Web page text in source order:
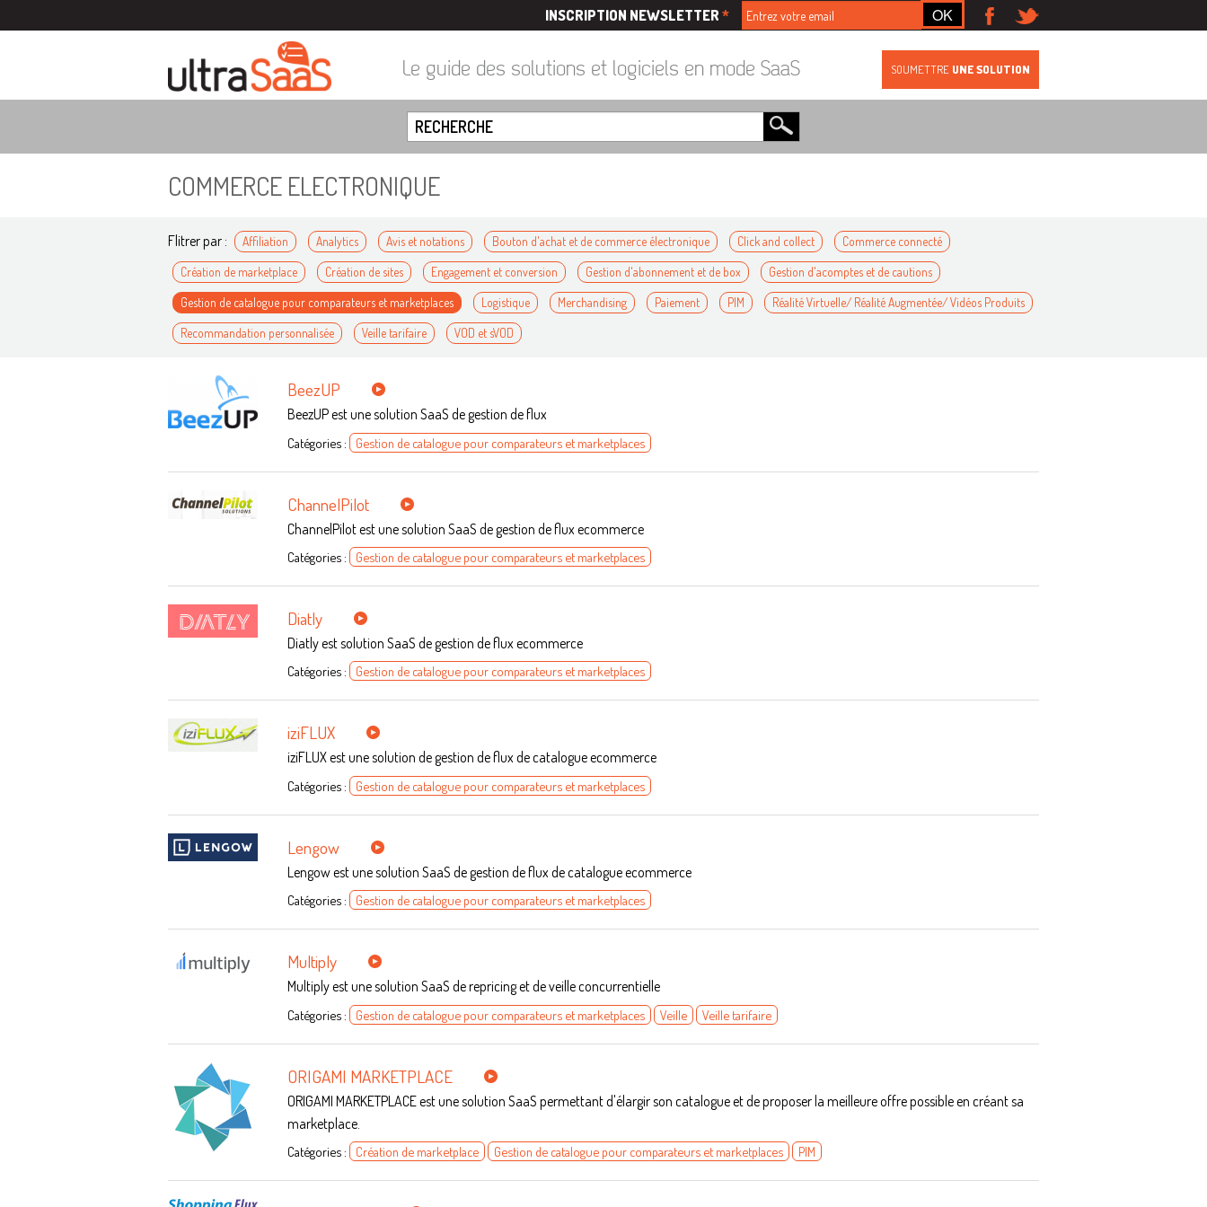
INSCRIPTION NEWSLETTER*
Le guide des solutions et logiciels en mode SaaS SOUMETTRE UNE SOLUTION
COMMERCE ELECTRONIQUE
Flitrer par : Affiliation Analytics Avis et notations Bouton d'achat et de commerce électronique Click and collect
Commerce connecté
Création de marketplace
Création de sites Engagement et conversion Gestion d'abonnement et de box
Gestion d'acomptes et de cautions
Gestion de catalogue pour comparateurs et marketplaces
Logistique Merchandising Paiement PIM
Réalité Virtuelle/ Réalité Augmentée/ Vidéos Produits
Recommandation personnalisée
Veille tarifaire VOD et sVOD
BeezUP
BeezUP est une solution SaaS de gestion de flux
Catégories : Gestion de catalogue pour comparateurs et marketplaces
ChannelPilot
ChannelPilot est une solution SaaS de gestion de flux ecommerce
Catégories : Gestion de catalogue pour comparateurs et marketplaces
Diatly
Diatly est solution SaaS de gestion de flux ecommerce
Catégories : Gestion de catalogue pour comparateurs et marketplaces
iziFLUX
iziFLUX est une solution de gestion de flux de catalogue ecommerce
Catégories : Gestion de catalogue pour comparateurs et marketplaces
Lengow
Lengow est une solution SaaS de gestion de flux de catalogue ecommerce
Catégories : Gestion de catalogue pour comparateurs et marketplaces
Multiply
Multiply est une solution SaaS de repricing et de veille concurrentielle
Catégories : Gestion de catalogue pour comparateurs et marketplaces Veille Veille tarifaire
ORIGAMI MARKETPLACE
ORIGAMI MARKETPLACE est une solution SaaS permettant d'élargir son catalogue et de proposer la meilleure offre possible en créant sa
marketplace.
Catégories : Création de marketplace Gestion de catalogue pour comparateurs et marketplaces PIM